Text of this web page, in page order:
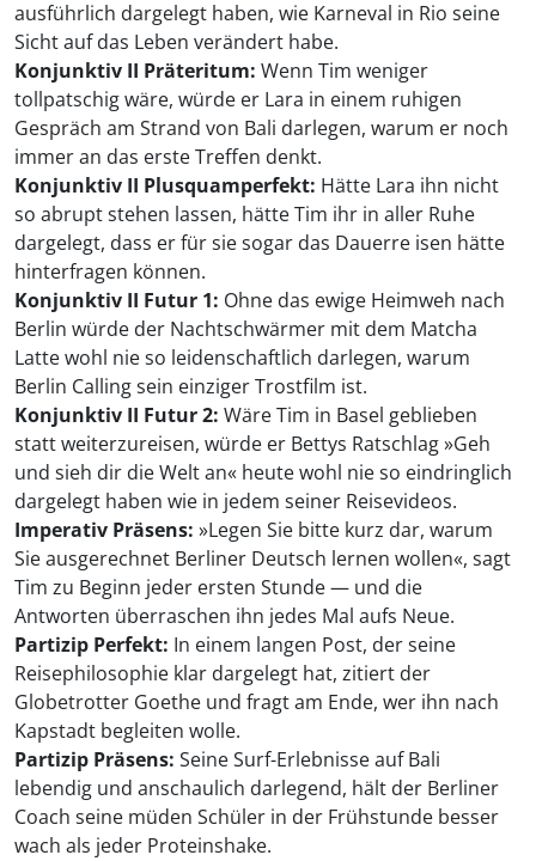
ausführlich dargelegt haben, wie Karneval in Rio seine
Sicht auf das Leben verändert habe.
Konjunktiv II Präteritum: Wenn Tim weniger
tollpatschig wäre, würde er Lara in einem ruhigen
Gespräch am Strand von Bali darlegen, warum er noch
immer an das erste Treffen denkt.
Konjunktiv II Plusquamperfekt: Hätte Lara ihn nicht
so abrupt stehen lassen, hätte Tim ihr in aller Ruhe
dargelegt, dass er für sie sogar das Dauerre isen hätte
hinterfragen können.
Konjunktiv II Futur 1: Ohne das ewige Heimweh nach
Berlin würde der Nachtschwärmer mit dem Matcha
Latte wohl nie so leidenschaftlich darlegen, warum
Berlin Calling sein einziger Trostfilm ist.
Konjunktiv II Futur 2: Wäre Tim in Basel geblieben
statt weiterzureisen, würde er Bettys Ratschlag »Geh
und sieh dir die Welt an« heute wohl nie so eindringlich
dargelegt haben wie in jedem seiner Reisevideos.
Imperativ Präsens: »Legen Sie bitte kurz dar, warum
Sie ausgerechnet Berliner Deutsch lernen wollen«, sagt
Tim zu Beginn jeder ersten Stunde — und die
Antworten überraschen ihn jedes Mal aufs Neue.
Partizip Perfekt: In einem langen Post, der seine
Reisephilosophie klar dargelegt hat, zitiert der
Globetrotter Goethe und fragt am Ende, wer ihn nach
Kapstadt begleiten wolle.
Partizip Präsens: Seine Surf-Erlebnisse auf Bali
lebendig und anschaulich darlegend, hält der Berliner
Coach seine müden Schüler in der Frühstunde besser
wach als jeder Proteinshake.